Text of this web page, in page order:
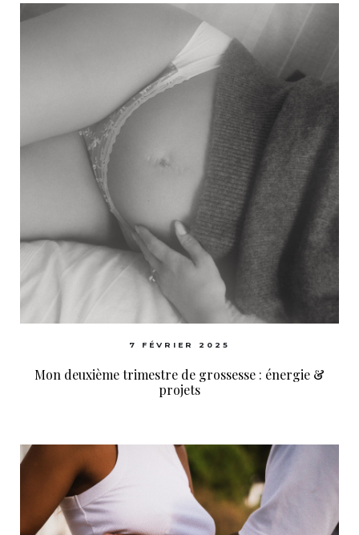
7 FÉVRIER 2025
Mon deuxième trimestre de grossesse : énergie &
projets